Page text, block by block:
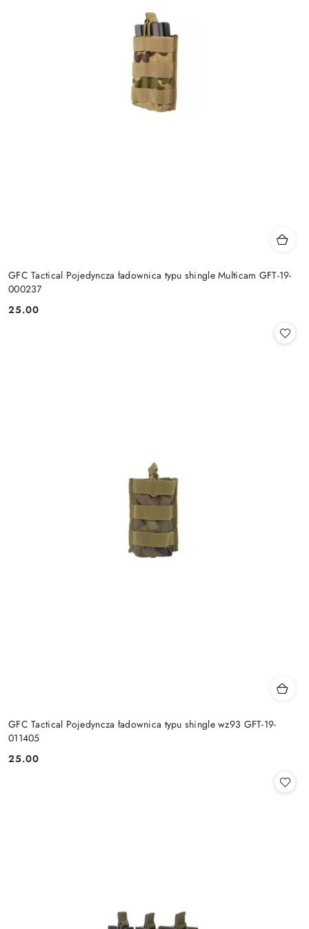
GFC Tactical Pojedyncza ładownica typu shingle Multicam GFT-19-
000237
Cena:
25.00
GFC Tactical Pojedyncza ładownica typu shingle wz93 GFT-19-
011405
Cena:
25.00